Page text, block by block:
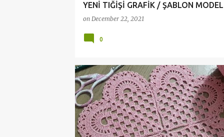
YENİ TIĞİŞİ GRAFİK / ŞABLON
on December 22, 2021
0
ANLATIMLI DANTEL VİDEOLARI ÇEYİZLİK